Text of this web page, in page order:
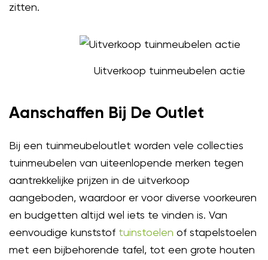
zitten.
Uitverkoop tuinmeubelen actie
Aanschaffen Bij De Outlet
Bij een tuinmeubeloutlet worden vele collecties
tuinmeubelen van uiteenlopende merken tegen
aantrekkelijke prijzen in de uitverkoop
aangeboden, waardoor er voor diverse voorkeuren
en budgetten altijd wel iets te vinden is. Van
eenvoudige kunststof tuinstoelen of stapelstoelen
met een bijbehorende tafel, tot een grote houten